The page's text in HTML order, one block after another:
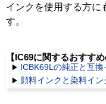
インクを使用する方に
す。
【IC69に関するおすすめ
ICBK69Lの純正と互
顔料インクと染料イン